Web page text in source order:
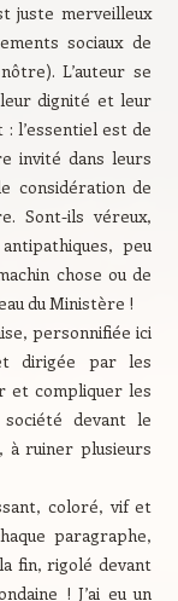
juste merveilleux
sociaux de
L’auteur se
dignité et leur
: l’essentiel est de
invité dans leurs
considération de
Sont-ils véreux,
peu
chose ou de
du Ministère !
personnifiée ici
dirigée par les
et compliquer les
devant le
à ruiner plusieurs
coloré, vif et
paragraphe,
fin, rigolé devant
! J’ai eu un